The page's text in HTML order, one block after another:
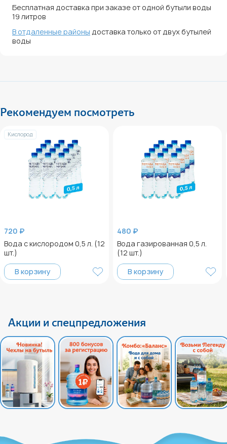
Бесплатная доставка при заказе от одной бутыли воды
19 литров
В отдаленные районы доставка только от двух бутылей
воды
Рекомендуем посмотреть
Кислород
720 ₽
Вода с кислородом 0,5 л. (12
шт.)
В корзину
480 ₽
Вода газированная 0,5 л.
(12 шт.)
В корзину
Акции и спецпредложения